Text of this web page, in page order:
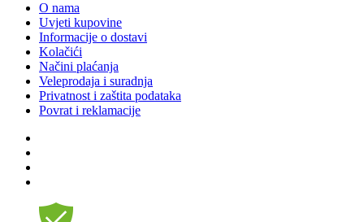
O nama
Uvjeti kupovine
Informacije o dostavi
Kolačići
Načini plaćanja
Veleprodaja i suradnja
Privatnost i zaštita podataka
Povrat i reklamacije